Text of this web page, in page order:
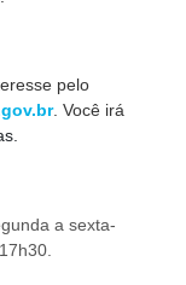
pelo
. Você irá
a sexta-